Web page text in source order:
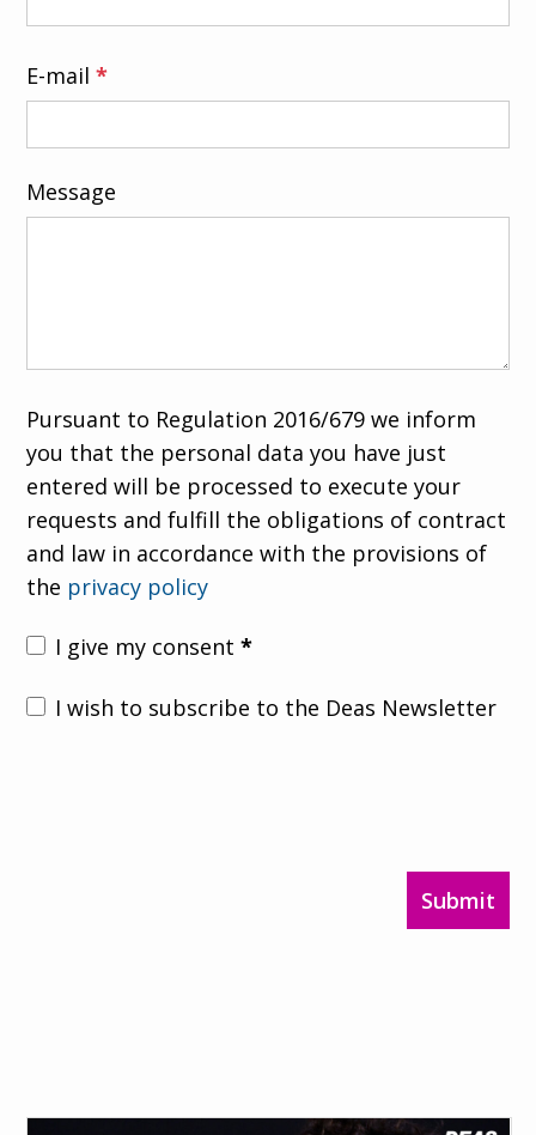
E-mail*
Message
Pursuant to Regulation 2016/679 we inform
you that the personal data you have just
entered will be processed to execute your
requests and fulfill the obligations of contract
and law in accordance with the provisions of
the privacy policy
I give my consent*
I wish to subscribe to the Deas Newsletter
Submit